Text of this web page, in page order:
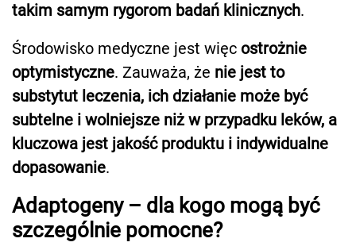
takim samym rygorom badań klinicznych.
Środowisko medyczne jest więc ostrożnie
optymistyczne. Zauważa, że nie jest to
substytut leczenia, ich działanie może być
subtelne i wolniejsze niż w przypadku leków, a
kluczowa jest jakość produktu i indywidualne
dopasowanie.
Adaptogeny – dla kogo mogą być
szczególnie pomocne?